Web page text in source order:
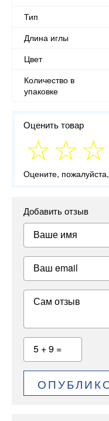
Тип
Длина иглы
Цвет
Количество в
упаковке
Оценить товар
Оцените,
Добавить отзыв
Ваше имя
Ваш email
Сам отзыв
5 + 9 =